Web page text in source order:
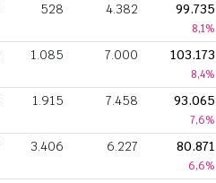
528 4.382 99.735
8,1%
1.085 7.000 103.173
8,4%
1.915 7.458 93.065
7,6%
3.406 6.227 80.871
6,6%